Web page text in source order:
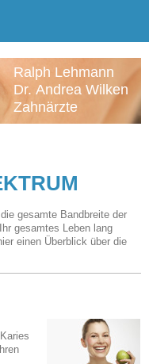
Ralph Lehmann
Dr. Andrea Wilken
Zahnärzte
gesamte Bandbreite der
gesamtes Leben lang
einen Überblick über die